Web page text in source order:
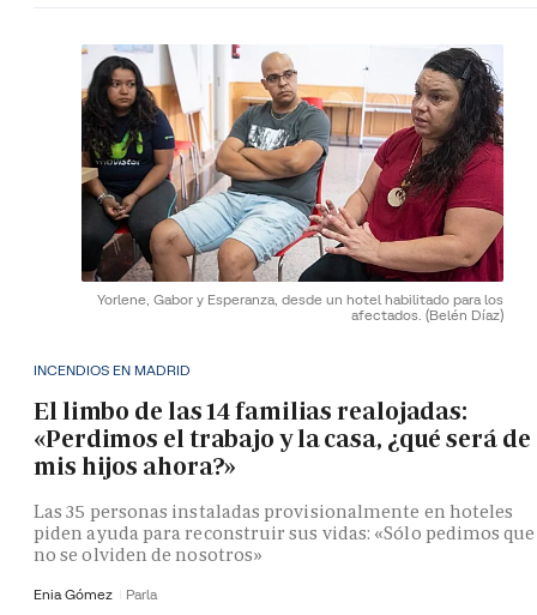
Yorlene, Gabor y Esperanza, desde un hotel habilitado para los
afectados. (Belén Díaz)
INCENDIOS EN MADRID
El limbo de las 14 familias realojadas:
«Perdimos el trabajo y la casa, ¿qué será de
mis hijos ahora?»
Las 35 personas instaladas provisionalmente en hoteles
piden ayuda para reconstruir sus vidas: «Sólo pedimos que
no se olviden de nosotros»
Enia Gómez Parla